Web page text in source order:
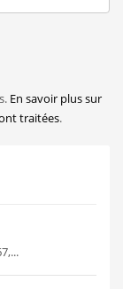
En savoir plus sur
traitées.